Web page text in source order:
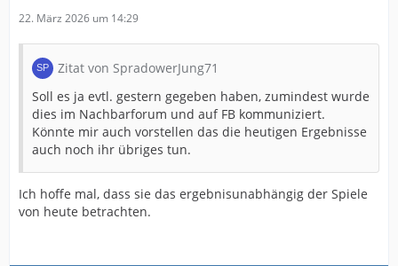
22. März 2026 um 14:29
Zitat von SpradowerJung71
Soll es ja evtl. gestern gegeben haben, zumindest wurde
dies im Nachbarforum und auf FB kommuniziert.
Könnte mir auch vorstellen das die heutigen Ergebnisse
auch noch ihr übriges tun.
Ich hoffe mal, dass sie das ergebnisunabhängig der Spiele
von heute betrachten.